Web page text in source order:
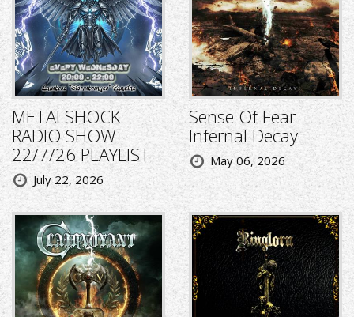
METALSHOCK
RADIO SHOW
22/7/26 PLAYLIST
July 22, 2026
Sense Of Fear -
Infernal Decay
May 06, 2026